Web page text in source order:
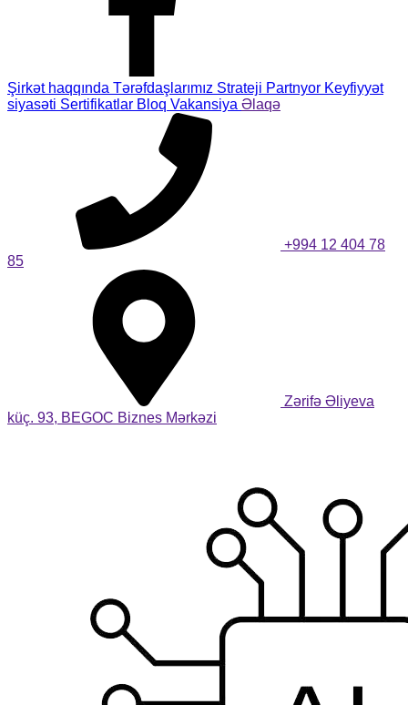
Şirkət haqqında Tərəfdaşlarımız Strateji Partnyor Keyfiyyət
siyasəti Sertifikatlar Bloq Vakansiya Əlaqə
+994 12 404 78
85
Zərifə Əliyeva
küç. 93, BEGOC Biznes Mərkəzi